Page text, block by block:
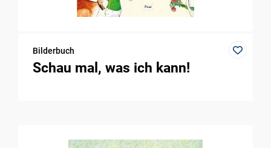
Bilderbuch
Schau mal, was ich kann!